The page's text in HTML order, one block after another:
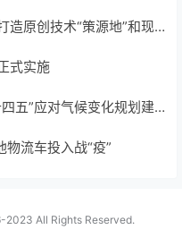
（中国海油气）中国海油：努力打造原创技术“策源地”和现代产业链“链长”
式实施
（江西省气候变化）江西出台“十四五”应对气候变化规划建立完善“1+N”政策体系，实施低碳试点示范
物流车投入战“疫”
2023 All Rights Reserved.